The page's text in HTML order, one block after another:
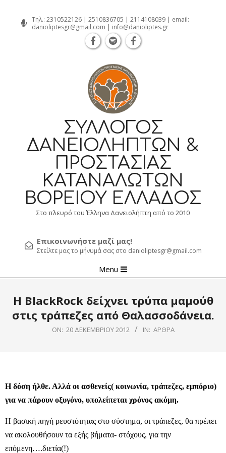
Τηλ.: 2310522126 | 2510836705 | 2114108039 | email:
danioliptesgr@gmail.com | info@danioliptes.gr
ΣΎΛΛΟΓΟΣ
ΔΑΝΕΙΟΛΗΠΤΏΝ &
ΠΡΟΣΤΑΣΊΑΣ
ΚΑΤΑΝΑΛΩΤΏΝ
ΒΟΡΕΊΟΥ ΕΛΛΆΔΟΣ
Στο πλευρό του Έλληνα Δανειολήπτη από το 2010
Επικοινωνήστε μαζί μας!
Στείλτε μας το μήνυμά σας στο danioliptesgr@gmail.com
Navigation
Menu
H BlackRock δείχνει τρύπα μαμούθ
στις τράπεζες από Θαλασσοδάνεια.
ON: 20 ΔΕΚΕΜΒΡΊΟΥ 2012 IN: ΆΡΘΡΑ
Η δόση ήλθε. Αλλά οι ασθενείς( κοινωνία, τράπεζες, εμπόριο)
για να πάρουν οξυγόνο, υπολείπεται χρόνος ακόμη.
Η βασική πηγή ρευστότητας στο σύστημα, οι τράπεζες, θα πρέπει
να ακολουθήσουν τα εξής βήματα- στόχους, για την
επόμενη….διετία(!)